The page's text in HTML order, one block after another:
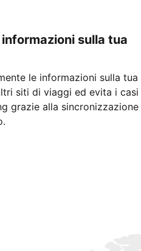
sulla tua
le informazioni sulla tua
siti di viaggi ed evita i casi
grazie alla sincronizzazione